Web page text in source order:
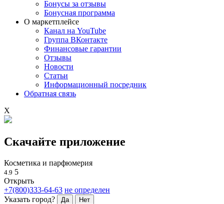
Бонусы за отзывы
Бонусная программа
О маркетплейсе
Канал на YouTube
Группа ВКонтакте
Финансовые гарантии
Отзывы
Новости
Статьи
Информационный посредник
Обратная связь
X
Скачайте приложение
Косметика и парфюмерия
4.9 5
Открыть
+7(800)333-64-63 не определен
Указать город?
Да Нет